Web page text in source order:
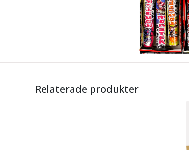
Relaterade produkter